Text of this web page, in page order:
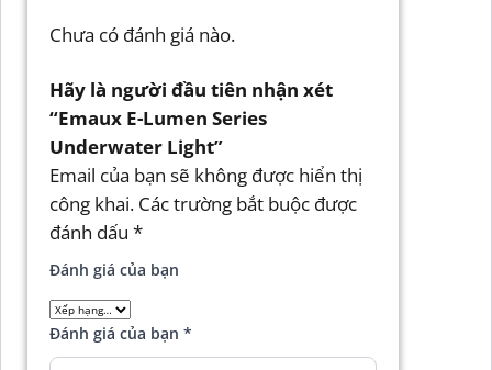
Chưa có đánh giá nào.
Hãy là người đầu tiên nhận xét
“Emaux E-Lumen Series
Underwater Light”
Email của bạn sẽ không được hiển thị
công khai. Các trường bắt buộc được
đánh dấu *
Đánh giá của bạn
Đánh giá của bạn *